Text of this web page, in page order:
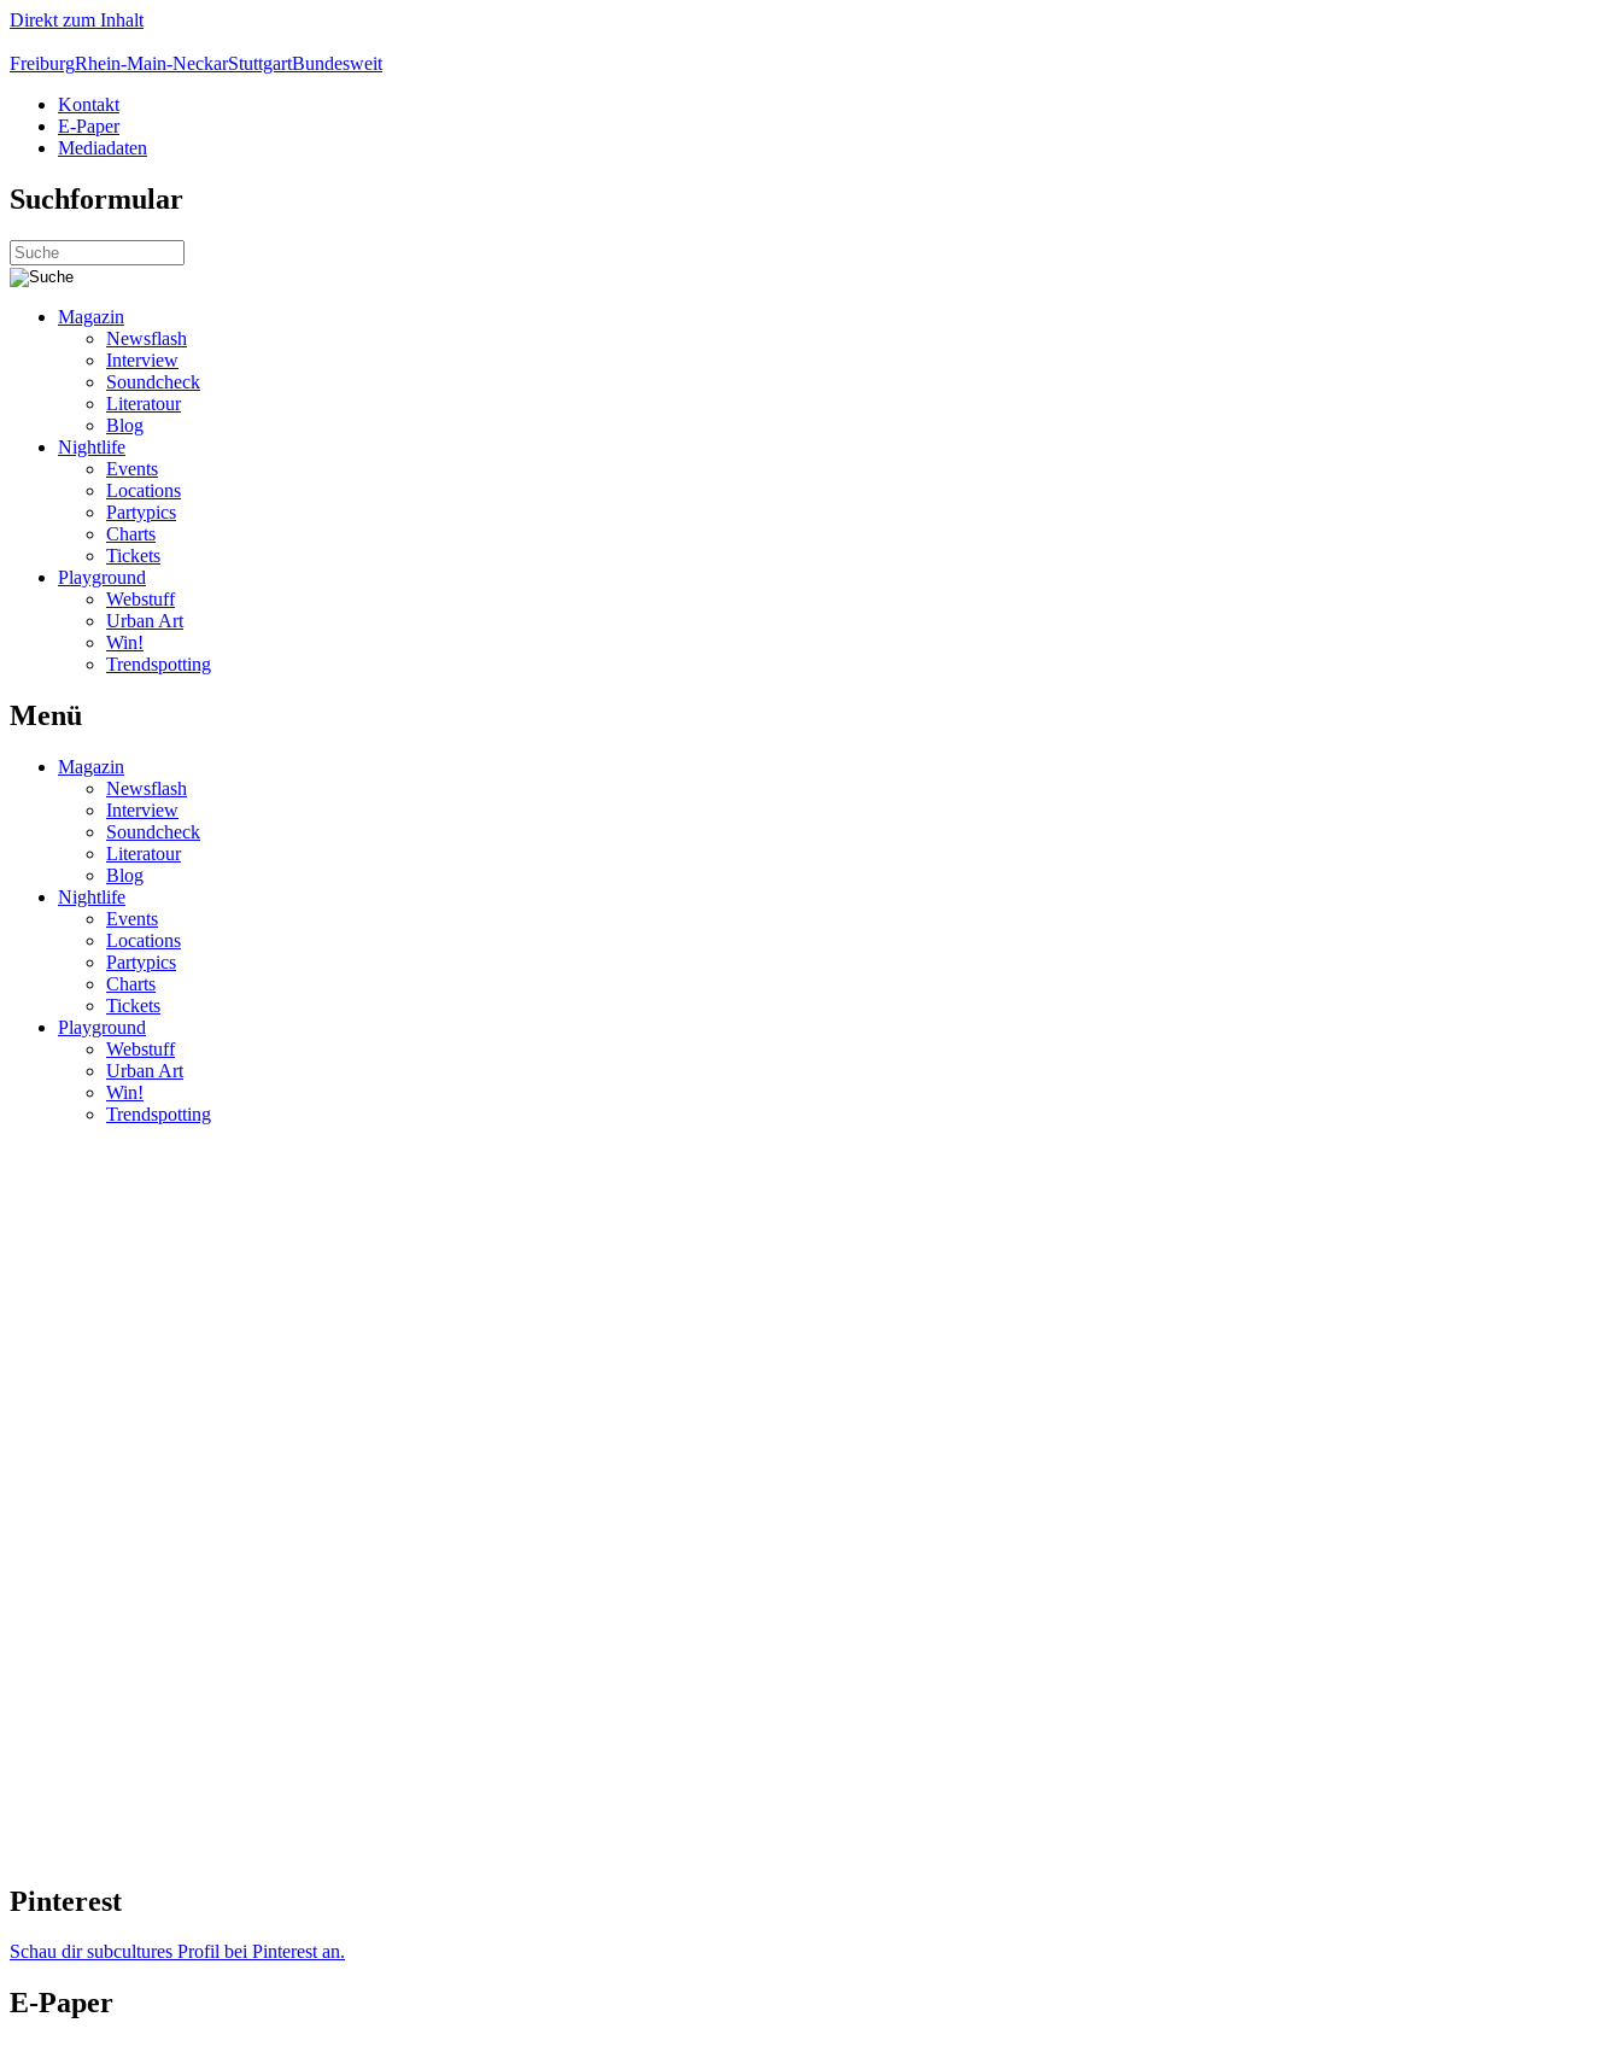
Direkt zum Inhalt
FreiburgRhein-Main-NeckarStuttgartBundesweit
Kontakt
E-Paper
Mediadaten
Suchformular
Magazin
Newsflash
Interview
Soundcheck
Literatour
Blog
Nightlife
Events
Locations
Partypics
Charts
Tickets
Playground
Webstuff
Urban Art
Win!
Trendspotting
Menü
Magazin
Newsflash
Interview
Soundcheck
Literatour
Blog
Nightlife
Events
Locations
Partypics
Charts
Tickets
Playground
Webstuff
Urban Art
Win!
Trendspotting
Pinterest
Schau dir subcultures Profil bei Pinterest an.
E-Paper